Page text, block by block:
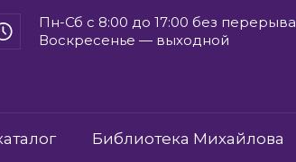
Пн-Сб с 8:00 до 17:00 без перерыва
Воскресенье — выходной
Библиотека Михайлова